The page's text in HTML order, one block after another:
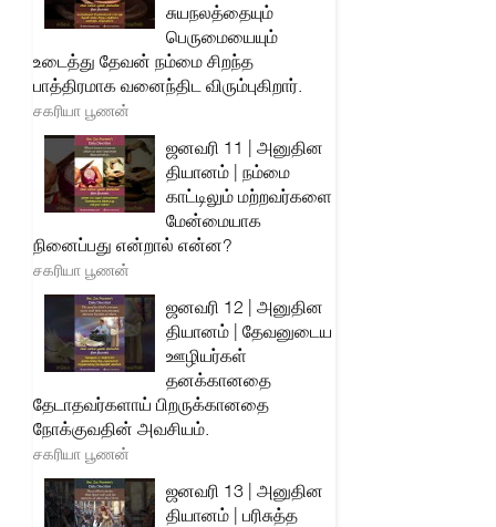
சுயநலத்தையும்
பெருமையையும்
உடைத்து தேவன் நம்மை சிறந்த
பாத்திரமாக வனைந்திட விரும்புகிறார்.
சகரியா பூணன்
ஜனவரி 11 | அனுதின
தியானம் | நம்மை
காட்டிலும் மற்றவர்களை
மேன்மையாக
நினைப்பது என்றால் என்ன?
சகரியா பூணன்
ஜனவரி 12 | அனுதின
தியானம் | தேவனுடைய
ஊழியர்கள்
தனக்கானதை
தேடாதவர்களாய் பிறருக்கானதை
நோக்குவதின் அவசியம்.
சகரியா பூணன்
ஜனவரி 13 | அனுதின
தியானம் | பரிசுத்த